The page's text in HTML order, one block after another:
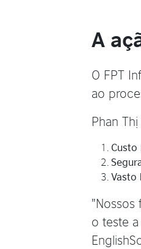
A
O FPT
ao
Phan
Custo
Vasto
o teste